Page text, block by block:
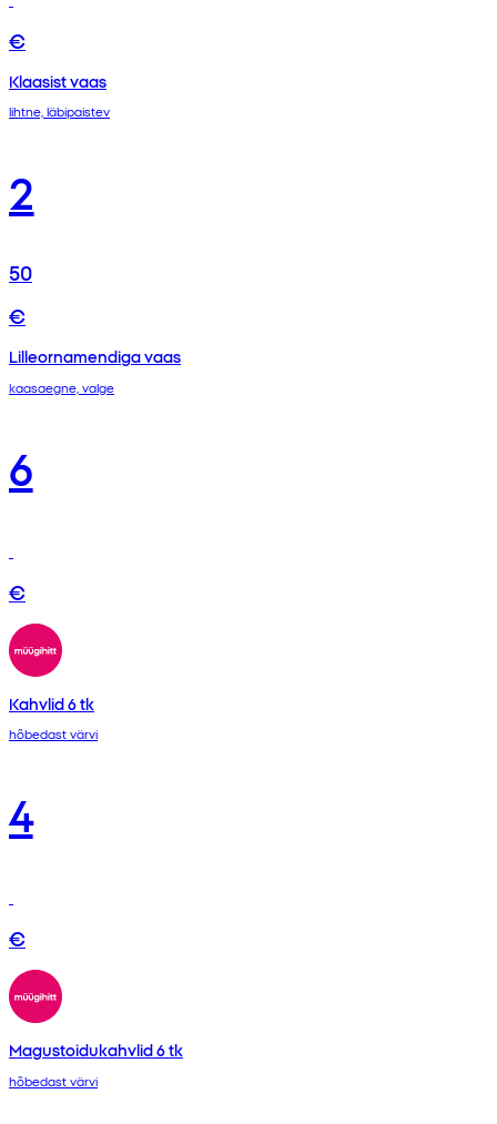
€
Klaasist vaas
lihtne, läbipaistev
2
50
€
Lilleornamendiga vaas
kaasaegne, valge
6
€
Kahvlid 6 tk
hõbedast värvi
4
€
Magustoidukahvlid 6 tk
hõbedast värvi